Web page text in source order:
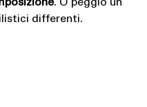
. O peggio un
differenti.